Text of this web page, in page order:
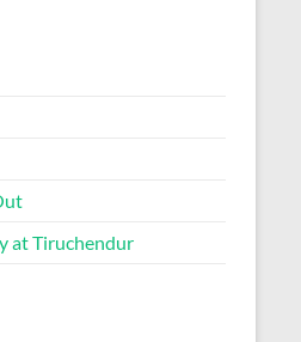
at Tiruchendur